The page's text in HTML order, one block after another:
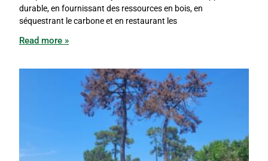
durable, en fournissant des ressources en bois, en
séquestrant le carbone et en restaurant les
Read more »